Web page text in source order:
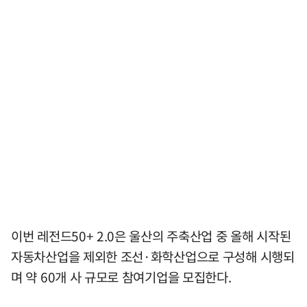
이번 레전드50+ 2.0은 울산의 주축산업 중 올해 시작된
자동차산업을 제외한 조선·화학산업으로 구성해 시행되
며 약 60개 사 규모로 참여기업을 모집한다.